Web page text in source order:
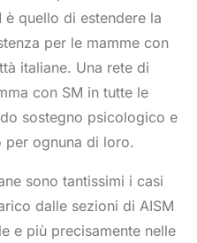
quello di estendere la
per le mamme con
italiane. Una rete di
con SM in tutte le
sostegno psicologico e
per ognuna di loro.
sono tantissimi i casi
dalle sezioni di AISM
e più precisamente nelle